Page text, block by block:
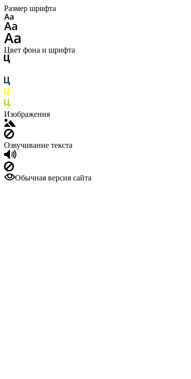
Размер шрифта
Цвет фона и шрифта
Изображения
Озвучивание текста
Обычная версия сайта